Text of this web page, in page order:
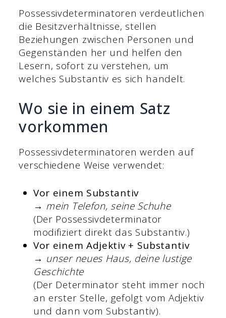
Possessivdeterminatoren verdeutlichen
die Besitzverhältnisse, stellen
Beziehungen zwischen Personen und
Gegenständen her und helfen den
Lesern, sofort zu verstehen, um
welches Substantiv es sich handelt.
Wo sie in einem Satz
vorkommen
Possessivdeterminatoren werden auf
verschiedene Weise verwendet:
Vor einem Substantiv
→ mein Telefon, seine Schuhe
(Der Possessivdeterminator
modifiziert direkt das Substantiv.)
Vor einem Adjektiv + Substantiv
→ unser neues Haus, deine lustige
Geschichte
(Der Determinator steht immer noch
an erster Stelle, gefolgt vom Adjektiv
und dann vom Substantiv).